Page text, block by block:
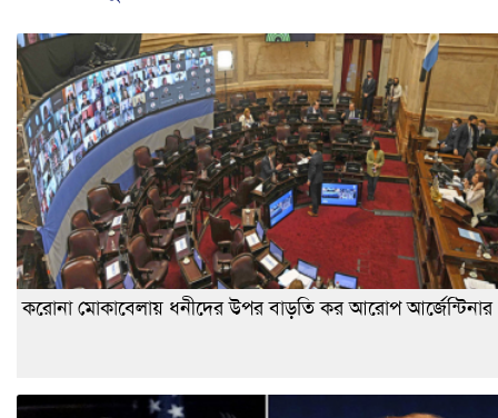
করোনা মোকাবেলায় ধনীদের উপর বাড়তি কর আরোপ আর্জেন্টিনার